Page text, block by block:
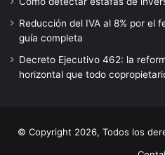
Reducción del IVA al 8% por el
guía completa
Decreto Ejecutivo 462: la
horizontal que todo
© Copyright 2026, Todos los